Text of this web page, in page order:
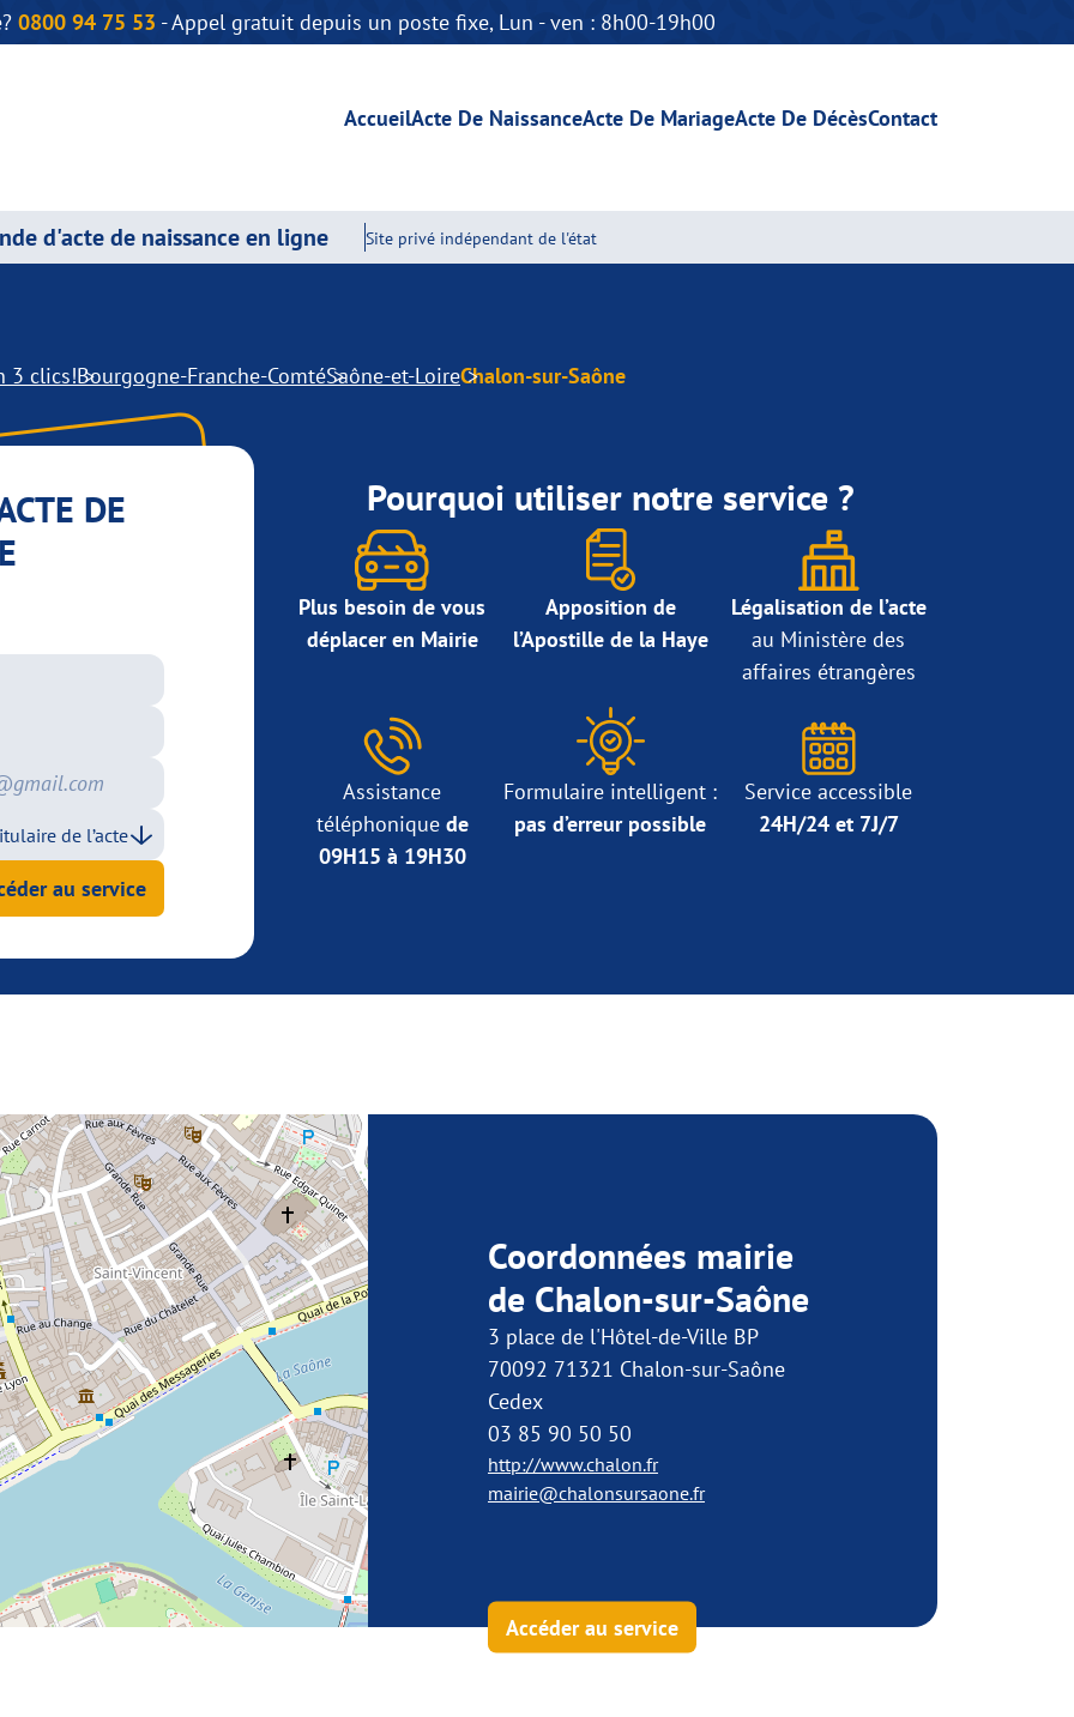
0800 94 75 53 - Appel gratuit depuis un poste fixe, Lun - ven : 8h00-19h00
AccueilActe De NaissanceActe De MariageActe De DécèsContact
d'acte de naissance en ligne Site privé indépendant de l'état
3 clics!Bourgogne-Franche-ComtéSaône-et-LoireChalon-sur-Saône
DE
au service
Pourquoi utiliser notre service ?
Plus besoin de vous
déplacer en Mairie
Apposition de
l’Apostille de la Haye
Légalisation de l’acte
au Ministère des
affaires étrangères
Assistance
téléphonique de
09H15 à 19H30
Formulaire intelligent :
pas d’erreur possible
Service accessible
24H/24 et 7J/7
Coordonnées mairie
de Chalon-sur-Saône
3 place de l'Hôtel-de-Ville BP
70092 71321 Chalon-sur-Saône
Cedex
03 85 90 50 50
http://www.chalon.fr
mairie@chalonsursaone.fr
Accéder au service